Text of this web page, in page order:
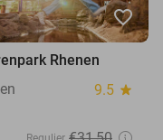
favorite_border
Rhenen
9.5 star